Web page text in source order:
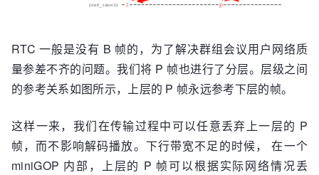
RTC 一般是没有 B 帧的，为了解决群组会议用户网络质
量参差不齐的问题。我们将 P 帧也进行了分层。层级之间
的参考关系如图所示，上层的 P 帧永远参考下层的帧。
这样一来，我们在传输过程中可以任意丢弃上一层的 P
帧，而不影响解码播放。下行带宽不足的时候， 在一个
miniGOP 内部，上层的 P 帧可以根据实际网络情况丢